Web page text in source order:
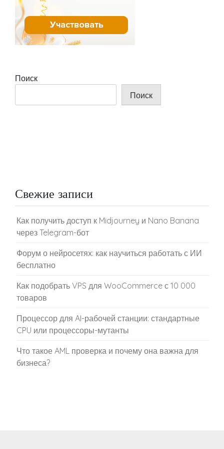
Поиск
Поиск
Свежие записи
Как получить доступ к Midjourney и Nano Banana
через Telegram-бот
Форум о нейросетях: как научиться работать с ИИ
бесплатно
Как подобрать VPS для WooCommerce с 10 000
товаров
Процессор для AI-рабочей станции: стандартные
CPU или процессоры-мутанты
Что такое AML проверка и почему она важна для
бизнеса?